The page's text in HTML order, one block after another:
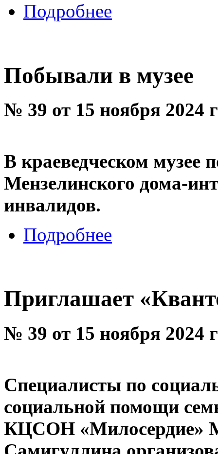
Подробнее
Побывали в музее
№ 39 от 15 ноября 2024
В краеведческом
Мензелинского дома-
инвалидов.
Подробнее
Приглашает
№ 39 от 15 ноября 2024
Специалисты по
социальной помощи
КЦСОН «Милосердие»